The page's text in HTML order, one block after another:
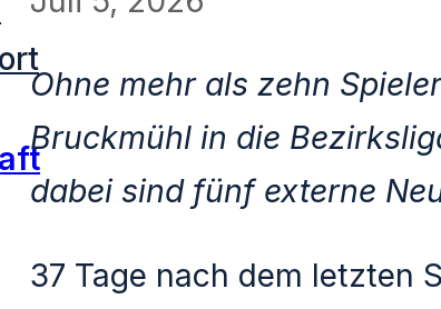
Ohne mehr als zehn
Bruckmühl in die
dabei sind fünf externe
37 Tage nach dem letzten